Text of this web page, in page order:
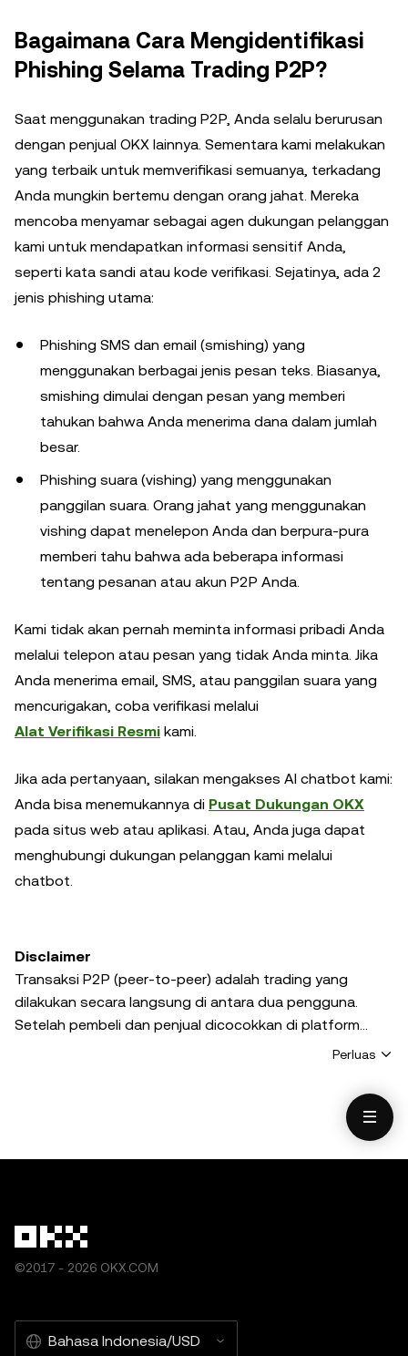
Bagaimana Cara Mengidentifikasi
Phishing Selama Trading P2P?
Saat menggunakan trading P2P, Anda selalu berurusan
dengan penjual OKX lainnya. Sementara kami melakukan
yang terbaik untuk memverifikasi semuanya, terkadang
Anda mungkin bertemu dengan orang jahat. Mereka
mencoba menyamar sebagai agen dukungan pelanggan
kami untuk mendapatkan informasi sensitif Anda,
seperti kata sandi atau kode verifikasi. Sejatinya, ada 2
jenis phishing utama:
Phishing SMS dan email (smishing) yang
menggunakan berbagai jenis pesan teks. Biasanya,
smishing dimulai dengan pesan yang memberi
tahukan bahwa Anda menerima dana dalam jumlah
besar.
Phishing suara (vishing) yang menggunakan
panggilan suara. Orang jahat yang menggunakan
vishing dapat menelepon Anda dan berpura-pura
memberi tahu bahwa ada beberapa informasi
tentang pesanan atau akun P2P Anda.
Kami tidak akan pernah meminta informasi pribadi Anda
melalui telepon atau pesan yang tidak Anda minta. Jika
Anda menerima email, SMS, atau panggilan suara yang
mencurigakan, coba verifikasi melalui
Alat Verifikasi Resmi kami.
Jika ada pertanyaan, silakan mengakses AI chatbot kami:
Anda bisa menemukannya di Pusat Dukungan OKX
pada situs web atau aplikasi. Atau, Anda juga dapat
menghubungi dukungan pelanggan kami melalui
chatbot.
Disclaimer
Transaksi P2P (peer-to-peer) adalah trading yang
dilakukan secara langsung di antara dua pengguna.
Setelah pembeli dan penjual dicocokkan di platform
OKX.COM ("Platform"), pihak-pihak yang terlibat harus
harus mengonfirmasi bahwa nama tersebut cocok
melakukan verifikasi ini atas nama pihak-pihak dalam
Penggunaan layanan trading P2P OKX oleh Anda
beserta seluruh informasi, materi, dan konten lainnya
(termasuk pihak ketiga) yang disertakan atau dapat
Anda sepenuhnya. Satu-satunya tanggung jawab OKX
adalah memfasilitasi proses transaksi aset digital di
Perluas
©2017 - 2026 OKX.COM
Bahasa Indonesia/USD